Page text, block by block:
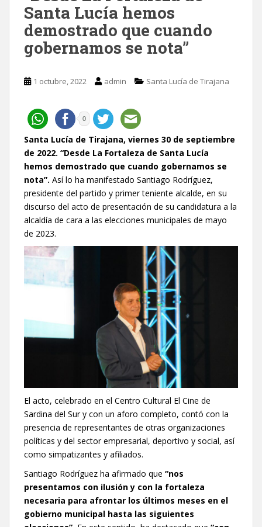
Santa Lucía hemos
demostrado que cuando
gobernamos se nota”
1 octubre, 2022 admin Santa Lucía de Tirajana
0
Santa Lucía de Tirajana, viernes 30 de septiembre
de 2022. “Desde La Fortaleza de Santa Lucía
hemos demostrado que cuando gobernamos se
nota”. Así lo ha manifestado Santiago Rodríguez,
presidente del partido y primer teniente alcalde, en su
discurso del acto de presentación de su candidatura a la
alcaldía de cara a las elecciones municipales de mayo
de 2023.
El acto, celebrado en el Centro Cultural El Cine de
Sardina del Sur y con un aforo completo, contó con la
presencia de representantes de otras organizaciones
políticas y del sector empresarial, deportivo y social, así
como simpatizantes y afiliados.
Santiago Rodríguez ha afirmado que “nos
presentamos con ilusión y con la fortaleza
necesaria para afrontar los últimos meses en el
gobierno municipal hasta las siguientes